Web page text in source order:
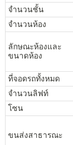
จำนวนชั้น
จำนวนห้อง
ลักษณะห้องและ
ขนาดห้อง
ที่จอดรถทั้งหมด
จำนวนลิฟท์
โซน
ขนส่งสาธารณะ